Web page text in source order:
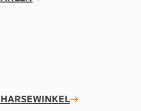
HARSEWINKEL